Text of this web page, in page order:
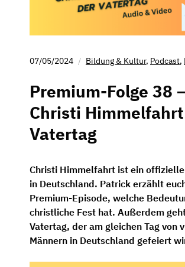
07/05/2024 Bildung & Kultur, Podcast,
Premium-Folge 38
Christi
Vatertag
Christi Himmelfahrt ist ein
in Deutschland. Patrick erzählt
Premium-Episode, welche
christliche Fest hat. Außerdem
Vatertag, der am gleichen Tag von
Männern in Deutschland gefeiert